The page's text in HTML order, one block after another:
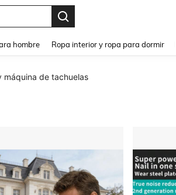
hombre Ropa interior y ropa para dormir
máquina de tachuelas